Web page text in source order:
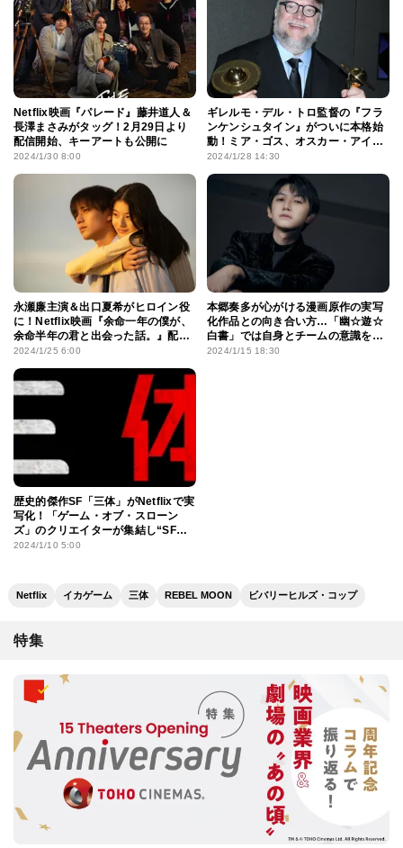
Netflix映画『パレード』藤井道人＆
長澤まさみがタッグ！2月29日より
配信開始、キーアートも公開に
2024/1/30 8:00
ギレルモ・デル・トロ監督の『フラ
ンケンシュタイン』がついに本格始
動！ミア・ゴス、オスカー・アイ
ザックらが撮影地に集結
2024/1/28 14:30
永瀬廉主演＆出口夏希がヒロイン役
に！Netflix映画『余命一年の僕が、
余命半年の君と出会った話。』配信
決定
2024/1/25 6:00
本郷奏多が心がける漫画原作の実写
化作品との向き合い方…「幽☆遊☆
白書」では自身とチームの意識を大
切に
2024/1/15 18:30
歴史的傑作SF「三体」がNetflixで実
写化！「ゲーム・オブ・スローン
ズ」のクリエイターが集結し“SF新
時代”を描く
2024/1/10 5:00
Netflix イカゲーム 三体 REBEL MOON ビバリーヒルズ・コップ
特集